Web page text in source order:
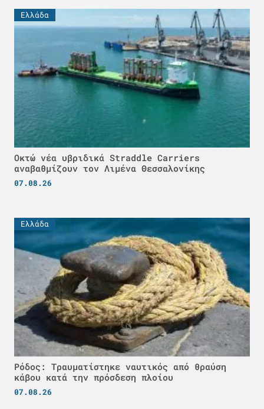
Ελλάδα
Οκτώ νέα υβριδικά Straddle Carriers
αναβαθμίζουν τον Λιμένα Θεσσαλονίκης
07.08.26
Ελλάδα
Ρόδος: Τραυματίστηκε ναυτικός από θραύση
κάβου κατά την πρόσδεση πλοίου
07.08.26